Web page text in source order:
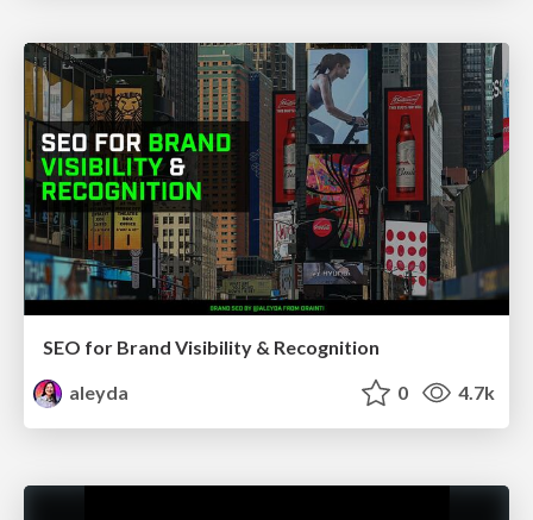
SEO for Brand Visibility & Recognition
aleyda
0 4.7k